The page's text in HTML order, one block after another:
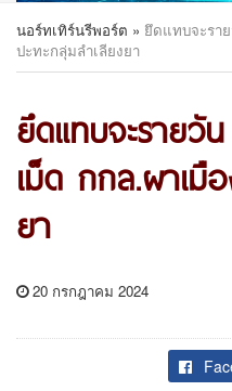
นอร์ทเทิร์นรีพอร์ต » ยึดแทบจะรา
ปะทะกลุ่มลำเลียงยา
ยึดแทบจะรายวั
เม็ด กกล.ผาเมื
ยา
20 กรกฎาคม 2024